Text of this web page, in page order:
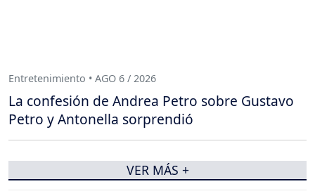
Entretenimiento • AGO 6 / 2026
La confesión de Andrea Petro sobre Gustavo
Petro y Antonella sorprendió
VER MÁS +